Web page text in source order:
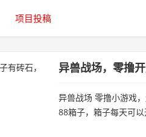
项目投稿
异兽战场，零撸
异兽战场 零撸小游戏
88箱子，箱子每天可